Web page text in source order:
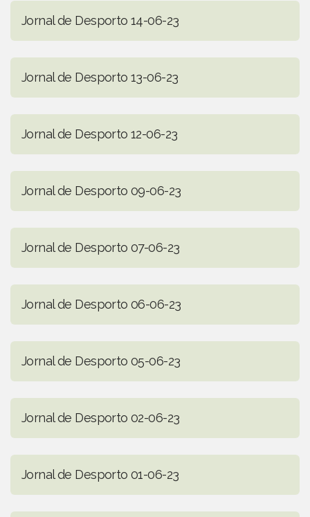
Jornal de Desporto 14-06-23
Jornal de Desporto 13-06-23
Jornal de Desporto 12-06-23
Jornal de Desporto 09-06-23
Jornal de Desporto 07-06-23
Jornal de Desporto 06-06-23
Jornal de Desporto 05-06-23
Jornal de Desporto 02-06-23
Jornal de Desporto 01-06-23